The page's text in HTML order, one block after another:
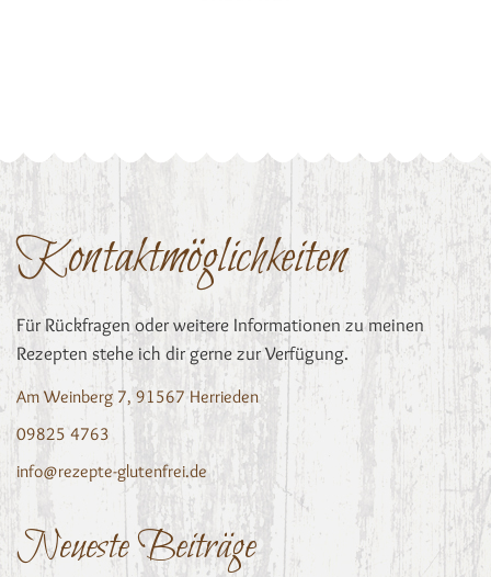
Kontaktmöglichkeiten
Für Rückfragen oder weitere Informationen zu meinen
Rezepten stehe ich dir gerne zur Verfügung.
Am Weinberg 7, 91567 Herrieden
09825 4763
info@rezepte-glutenfrei.de
Neueste Beiträge